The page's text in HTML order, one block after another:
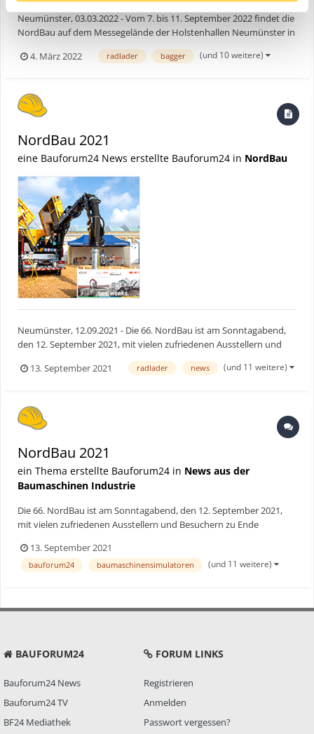
Neumünster, 03.03.2022 - Vom 7. bis 11. September 2022 findet die
NordBau auf dem Messegelände der Holstenhallen Neumünster in
Schleswig-Holstein statt und ist seit über sechs Jahrzehnten der
Treffpunkt für die Bauwirtschaft und aller Bauverantwortlichen in
4. März 2022 radlader bagger (und 10 weitere)
NordBau 2021
eine Bauforum24 News erstellte Bauforum24 in NordBau
Neumünster, 12.09.2021 - Die 66. NordBau ist am Sonntagabend,
den 12. September 2021, mit vielen zufriedenen Ausstellern und
Besuchern zu Ende gegangen. Aufbauend auf der im letzten Jahr
durchgeführten Fachausstellung Bau, konnte das Messekonzept in
13. September 2021 radlader news (und 11 weitere)
NordBau 2021
ein Thema erstellte Bauforum24 in News aus der
Baumaschinen Industrie
Die 66. NordBau ist am Sonntagabend, den 12. September 2021,
mit vielen zufriedenen Ausstellern und Besuchern zu Ende
Fachausstellung Bau, konnte das Messekonzept in Sachen
Hygiene- und Schutzmaßnahmen sowie den vielfältigen
13. September 2021
bauforum24 baumaschinensimulatoren (und 11 weitere)
BAUFORUM24
Bauforum24 News
Bauforum24 TV
BF24 Mediathek
FORUM LINKS
Registrieren
Anmelden
Passwort vergessen?